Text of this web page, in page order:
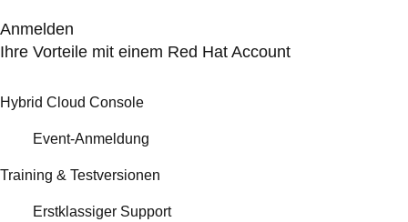
Anmelden
Ihre Vorteile mit einem Red Hat Account
Hybrid Cloud Console
Event-Anmeldung
Training & Testversionen
Erstklassiger Support